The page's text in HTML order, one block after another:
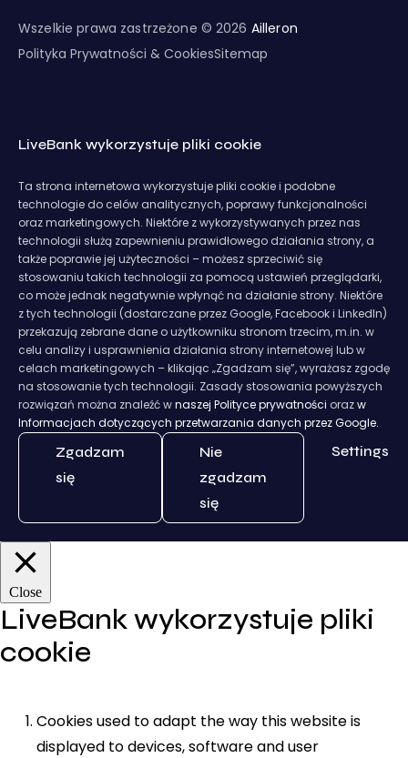
Wszelkie prawa zastrzeżone © 2026 Ailleron
Polityka Prywatności & CookiesSitemap
LiveBank wykorzystuje pliki cookie
Ta strona internetowa wykorzystuje pliki cookie i podobne
technologie do celów analitycznych, poprawy funkcjonalności
oraz marketingowych. Niektóre z wykorzystywanych przez nas
technologii służą zapewnieniu prawidłowego działania strony, a
także poprawie jej użyteczności – możesz sprzeciwić się
stosowaniu takich technologii za pomocą ustawień przeglądarki,
co może jednak negatywnie wpłynąć na działanie strony. Niektóre
z tych technologii (dostarczane przez Google, Facebook i LinkedIn)
przekazują zebrane dane o użytkowniku stronom trzecim, m.in. w
celu analizy i usprawnienia działania strony internetowej lub w
celach marketingowych – klikając „Zgadzam się”, wyrażasz zgodę
na stosowanie tych technologii. Zasady stosowania powyższych
rozwiązań można znaleźć wnaszej Polityce prywatności orazw
Informacjach dotyczących przetwarzania danych przez Google.
Zgadzam
się
Nie
zgadzam
się
Settings
Close
LiveBank wykorzystuje pliki
cookie
Cookies used to adapt the way this website is
displayed to devices, software and user